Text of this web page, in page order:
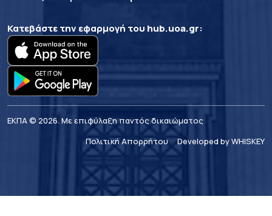
Κατεβάστε την εφαρμογή του hub.uoa.gr:
ΕΚΠΑ © 2026. Με επιφύλαξη παντός δικαιώματος
Πολιτική Απορρήτου
Developed by WHISKEY